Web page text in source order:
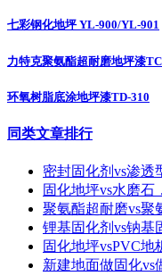
七彩钢化地坪 YL-900/YL-901
力特克聚氨酯超耐磨地坪漆
环氧树脂底涂地坪漆TD-310
同类文章排行
密封固化剂vs渗透
固化地坪vs水磨石
聚氨酯超耐磨vs聚
锂基固化剂vs钠基
固化地坪vsPVC地
新建地面做固化vs